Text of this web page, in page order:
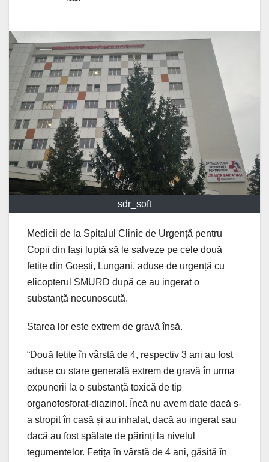
sdr_soft
Medicii de la Spitalul Clinic de Urgență pentru
Copii din Iași luptă să le salveze pe cele două
fetițe din Goești, Lungani, aduse de urgență cu
elicopterul SMURD după ce au ingerat o
substanță necunoscută.
Starea lor este extrem de gravă însă.
“Două fetițe în vârstă de 4, respectiv 3 ani au fost
aduse cu stare generală extrem de gravă în urma
expunerii la o substanță toxică de tip
organofosforat-diazinol. Încă nu avem date dacă s-
a stropit în casă și au inhalat, dacă au ingerat sau
dacă au fost spălate de părinți la nivelul
tegumentelor. Fetița în vârstă de 4 ani, găsită în